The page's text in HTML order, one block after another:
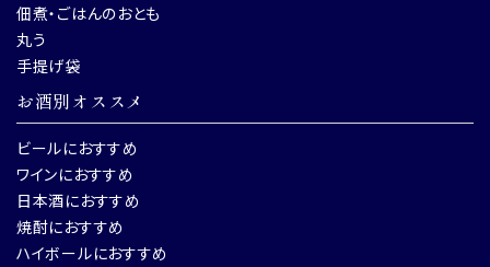
佃煮・ごはんのおとも
丸う
手提げ袋
お酒別オススメ
ビールにおすすめ
ワインにおすすめ
日本酒におすすめ
焼酎におすすめ
ハイボールにおすすめ